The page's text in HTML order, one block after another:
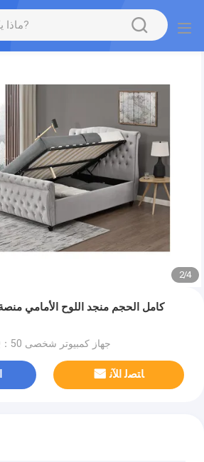
2/4
كامل الحجم منجد اللوح الأمامي
MOQ：50 جهاز كمبيوتر شخصى
ﺎﺘﺼﻟ ﺍﻶﻧ